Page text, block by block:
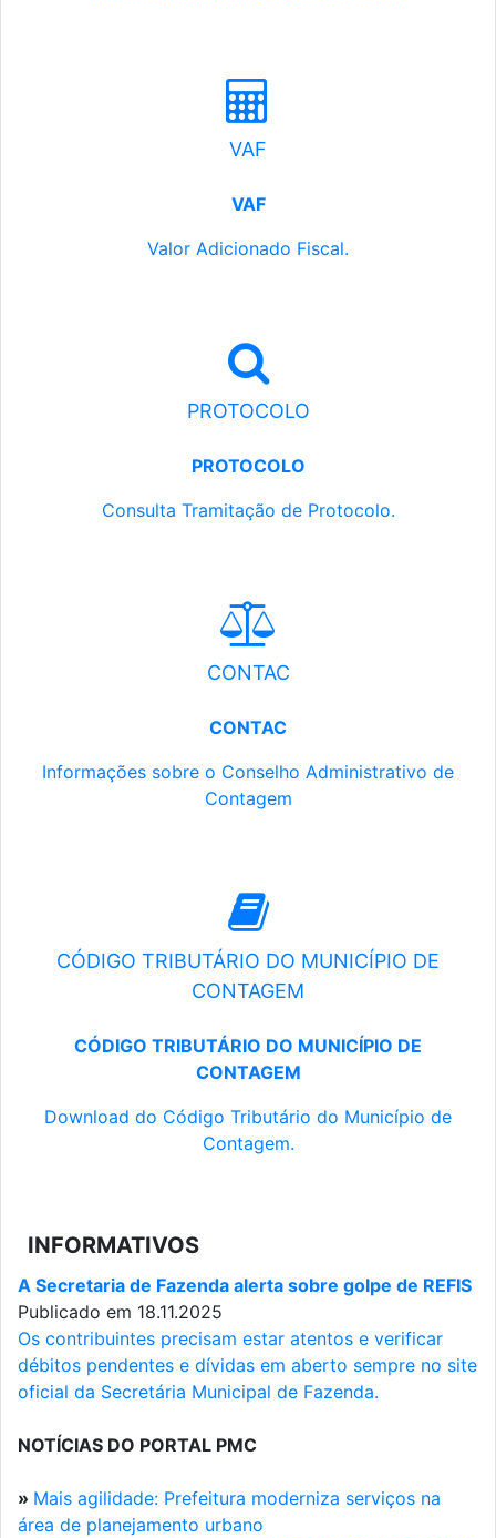
VAF
VAF
Valor Adicionado Fiscal.
PROTOCOLO
PROTOCOLO
Consulta Tramitação de Protocolo.
CONTAC
CONTAC
Informações sobre o Conselho Administrativo de
Contagem
CÓDIGO TRIBUTÁRIO DO MUNICÍPIO DE
CONTAGEM
CÓDIGO TRIBUTÁRIO DO MUNICÍPIO DE
CONTAGEM
Download do Código Tributário do Município de
Contagem.
INFORMATIVOS
A Secretaria de Fazenda alerta sobre golpe de REFIS
Publicado em 18.11.2025
Os contribuintes precisam estar atentos e verificar
débitos pendentes e dívidas em aberto sempre no site
oficial da Secretária Municipal de Fazenda.
NOTÍCIAS DO PORTAL PMC
» Mais agilidade: Prefeitura moderniza serviços na
área de planejamento urbano